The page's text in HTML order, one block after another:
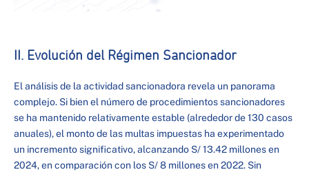
II. Evolución del Régimen Sancionador
El análisis de la actividad sancionadora revela un panorama
complejo. Si bien el número de procedimientos sancionadores
se ha mantenido relativamente estable (alrededor de 130 casos
anuales), el monto de las multas impuestas ha experimentado
un incremento significativo, alcanzando S/ 13.42 millones en
2024, en comparación con los S/ 8 millones en 2022. Sin